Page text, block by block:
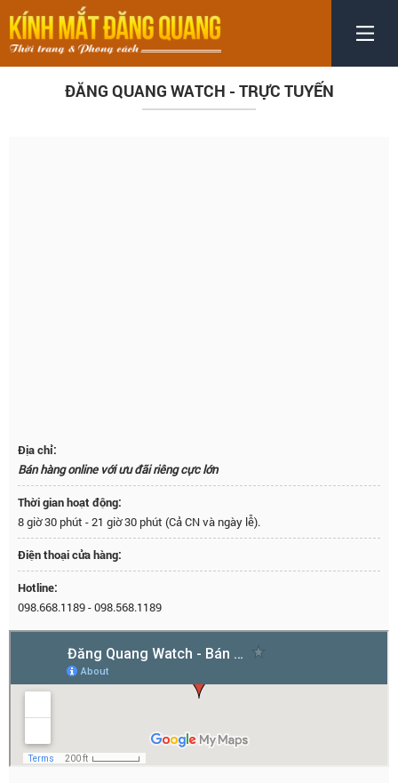
ĐĂNG QUANG WATCH - TRỰC TUYẾN
Địa chỉ:
Bán hàng online với ưu đãi riêng cực lớn
Thời gian hoạt động:
8 giờ 30 phút - 21 giờ 30 phút (Cả CN và ngày lễ).
Điện thoại cửa hàng:
Hotline:
098.668.1189-098.568.1189